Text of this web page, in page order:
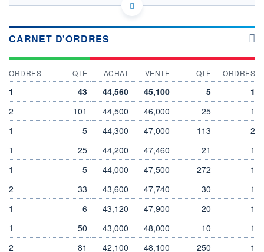
HISTORIQUE
ACTIONNAIRES
EURONEXT PARIS DONNÉES TEMPS RÉEL
Politique d'exécution
Cotation sur les autres places
11h51 14h42
45
46
47
Distillateurs et viticulteurs
INDICE DE RÉFÉRENCE
SBF 120
46,200
46,200
+ BAS
44,880
VOLUME CAPITAL ÉCHANGÉ
0,13%
CARNET D'ORDRES
ORDRES QTÉ ACHAT VENTE QTÉ ORDRES
1 43 44,560 45,100 5
1
2
101 44,500 46,000 25
1
1
5 44,300 47,000 113
2
1
25 44,200 47,460 21
1
1
5 44,000 47,500 272
1
2
33 43,600 47,740 30
1
1
6 43,120 47,900 20
1
1
50 43,000 48,000 10
1
2
81 42,100 48,100 250
1